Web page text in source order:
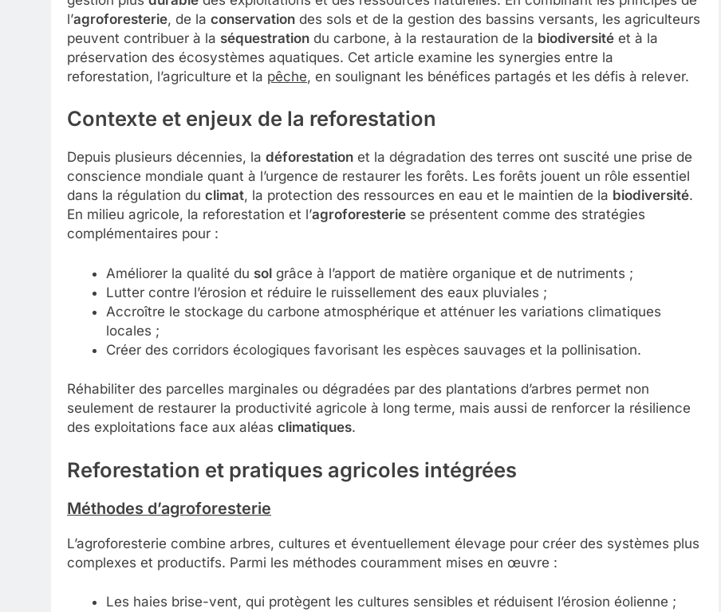
l’agroforesterie, de la conservation des sols et de la gestion des bassins versants, les agriculteurs
peuvent contribuer à la séquestration du carbone, à la restauration de la biodiversité et à la
préservation des écosystèmes aquatiques. Cet article examine les synergies entre la
reforestation, l’agriculture et la pêche, en soulignant les bénéfices partagés et les défis à relever.
Contexte et enjeux de la reforestation
Depuis plusieurs décennies, la déforestation et la dégradation des terres ont suscité une prise de
conscience mondiale quant à l’urgence de restaurer les forêts. Les forêts jouent un rôle essentiel
dans la régulation du climat, la protection des ressources en eau et le maintien de la biodiversité.
En milieu agricole, la reforestation et l’agroforesterie se présentent comme des stratégies
complémentaires pour :
Améliorer la qualité du solgrâce à l’apport de matière organique et de nutriments ;
Lutter contre l’érosion et réduire le ruissellement des eaux pluviales ;
Accroître le stockage du carbone atmosphérique et atténuer les variations climatiques
locales ;
Créer des corridors écologiques favorisant les espèces sauvages et la pollinisation.
Réhabiliter des parcelles marginales ou dégradées par des plantations d’arbres permet non
seulement de restaurer la productivité agricole à long terme, mais aussi de renforcer la résilience
des exploitations face aux aléas climatiques.
Reforestation et pratiques agricoles intégrées
Méthodes d’agroforesterie
L’agroforesterie combine arbres, cultures et éventuellement élevage pour créer des systèmes plus
complexes et productifs. Parmi les méthodes couramment mises en œuvre :
Les haies brise-vent, qui protègent les cultures sensibles et réduisent l’érosion éolienne ;